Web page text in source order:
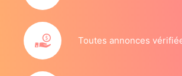
Toutes annonces